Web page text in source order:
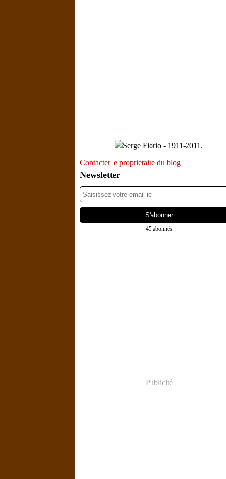
Contacter le propriétaire du blog
Newsletter
45 abonnés
Publicité